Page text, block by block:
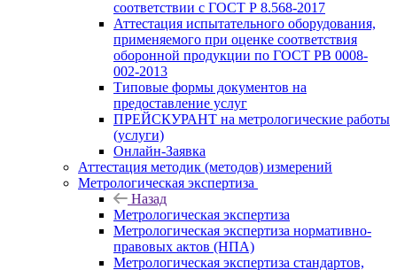
соответствии с ГОСТ Р 8.568-2017
Аттестация испытательного оборудования,
применяемого при оценке соответствия
оборонной продукции по ГОСТ РВ 0008-
002-2013
Типовые формы документов на
предоставление услуг
ПРЕЙСКУРАНТ на метрологические работы
(услуги)
Онлайн-Заявка
Аттестация методик (методов) измерений
Метрологическая экспертиза
Назад
Метрологическая экспертиза
Метрологическая экспертиза нормативно-
правовых актов (НПА)
Метрологическая экспертиза стандартов,